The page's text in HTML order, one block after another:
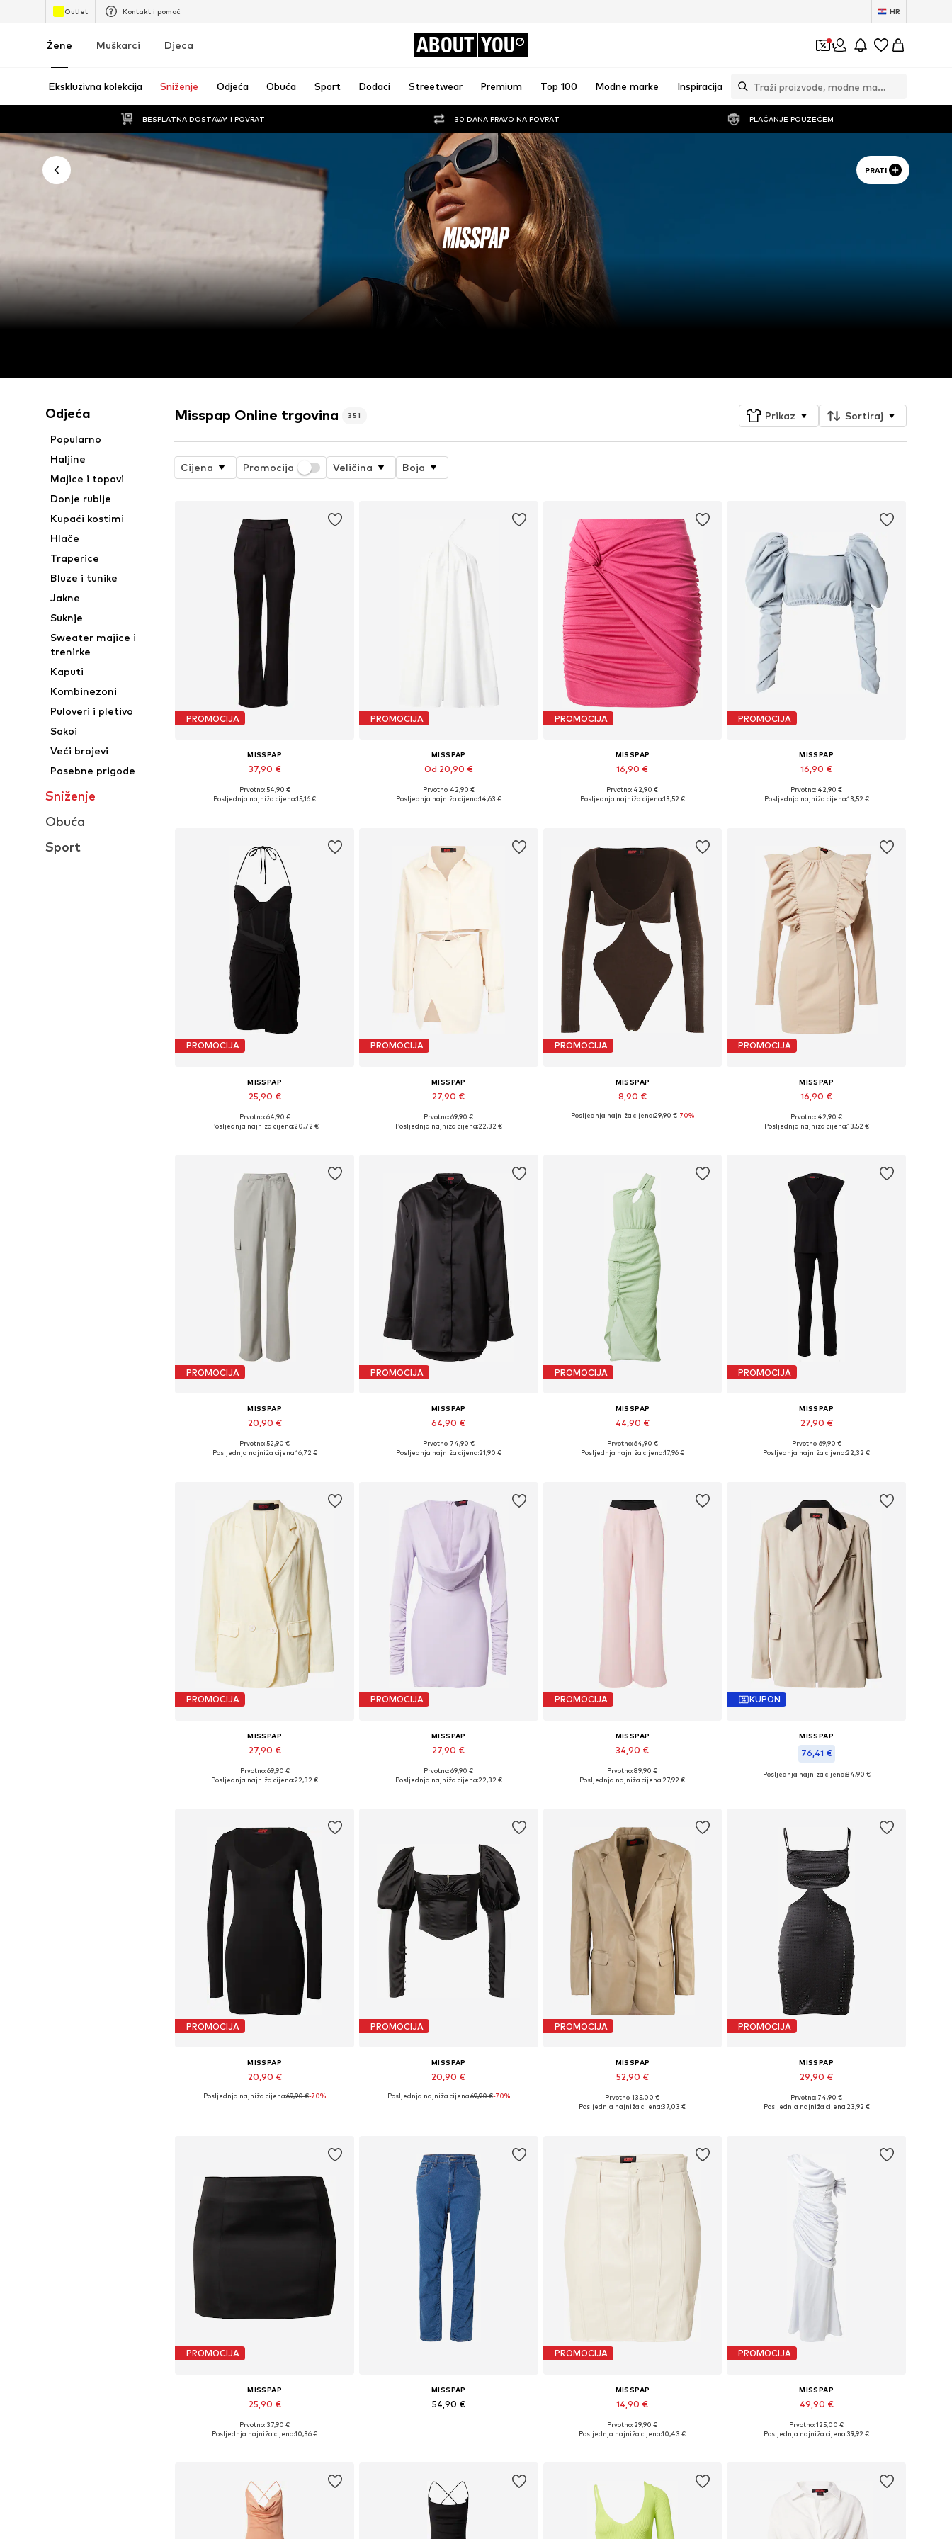
Outlet Kontakt i pomoć HR
Žene Muškarci Djeca ABOUT YOU 1
Ekskluzivna kolekcija Sniženje Odjeća Obuća Sport Dodaci Streetwear Premium Top 100 Modne marke Inspiracija
BESPLATNA DOSTAVA* I POVRAT 30 DANA PRAVO NA POVRAT PLAĆANJE POUZEĆEM
PRATI
Odjeća
Popularno
Haljine
Majice i topovi
Donje rublje
Kupaći kostimi
Hlače
Traperice
Bluze i tunike
Jakne
Suknje
Sweater majice i
trenirke
Kaputi
Kombinezoni
Puloveri i pletivo
Sakoi
Veći brojevi
Posebne prigode
Sniženje
Obuća
Sport
Misspap Online trgovina 351 Prikaz Sortiraj
Cijena Promocija Veličina Boja
PROMOCIJA
MISSPAP
37,90 €
Dostupne veličine: 38, 40, 42, 44
Prvotno: 54,90 €
Posljednja najniža cijena:15,16 €
PROMOCIJA
MISSPAP
Od 20,90 €
Dostupne veličine: 42, 44
Prvotno: 42,90 €
Posljednja najniža cijena:14,63 €
PROMOCIJA
MISSPAP
16,90 €
Dostupne veličine: 36, 38, 40, 42, 44
Prvotno: 42,90 €
Posljednja najniža cijena:13,52 €
PROMOCIJA
MISSPAP
16,90 €
Dostupne veličine: XS, S, M, XL, XXL
Prvotno: 42,90 €
Posljednja najniža cijena:13,52 €
PROMOCIJA
MISSPAP
25,90 €
Dostupne veličine: 34, 36, 38, 40, 42
Prvotno: 64,90 €
Posljednja najniža cijena:20,72 €
PROMOCIJA
MISSPAP
27,90 €
Dostupne veličine: 40, 42, 44
Prvotno: 69,90 €
Posljednja najniža cijena:22,32 €
PROMOCIJA
MISSPAP
8,90 €
Dostupne veličine: S, M, L, XL
Posljednja najniža cijena:29,90 €-70%
PROMOCIJA
MISSPAP
16,90 €
Dostupne veličine: 38
Prvotno: 42,90 €
Posljednja najniža cijena:13,52 €
PROMOCIJA
MISSPAP
20,90 €
Dostupne veličine: 34, 36, 38, 40, 42, 44
Prvotno: 52,90 €
Posljednja najniža cijena:16,72 €
PROMOCIJA
MISSPAP
64,90 €
Dostupne veličine: 34, 36, 38, 40, 42
Prvotno: 74,90 €
Posljednja najniža cijena:21,90 €
PROMOCIJA
MISSPAP
44,90 €
Dostupne veličine: 34, 36, 38, 44
Prvotno: 64,90 €
Posljednja najniža cijena:17,96 €
PROMOCIJA
MISSPAP
27,90 €
Dostupne veličine: XS, S, M, L, XL, XXL
Prvotno: 69,90 €
Posljednja najniža cijena:22,32 €
PROMOCIJA
MISSPAP
27,90 €
Dostupne veličine: 36, 38, 40, 42
Prvotno: 69,90 €
Posljednja najniža cijena:22,32 €
PROMOCIJA
MISSPAP
27,90 €
Dostupne veličine: 34, 38, 40, 42, 44
Prvotno: 69,90 €
Posljednja najniža cijena:22,32 €
PROMOCIJA
MISSPAP
34,90 €
Dostupne veličine: 34, 36, 38, 40, 42, 44
Prvotno: 89,90 €
Posljednja najniža cijena:27,92 €
KUPON
MISSPAP
76,41 €
Dostupne veličine: 34, 36, 38, 40, 42
Posljednja najniža cijena:84,90 €
PROMOCIJA
MISSPAP
20,90 €
Dostupne veličine: XS, S, M, L, XL, XXL
Posljednja najniža cijena:69,90 €-70%
PROMOCIJA
MISSPAP
20,90 €
Dostupne veličine: XS, S, M, L, XL, XXL
Posljednja najniža cijena:69,90 €-70%
PROMOCIJA
MISSPAP
52,90 €
Dostupne veličine: 36, 38, 40, 42, 44
Prvotno: 135,00 €
Posljednja najniža cijena:37,03 €
PROMOCIJA
MISSPAP
29,90 €
Dostupne veličine: 34, 36, 38, 40, 42, 44
Prvotno: 74,90 €
Posljednja najniža cijena:23,92 €
PROMOCIJA
MISSPAP
25,90 €
Dostupne veličine: 38, 40, 42
Prvotno: 37,90 €
Posljednja najniža cijena:10,36 €
MISSPAP
54,90 €
PROMOCIJA
MISSPAP
14,90 €
Dostupne veličine: 38, 40, 42
Prvotno: 29,90 €
Posljednja najniža cijena:10,43 €
PROMOCIJA
MISSPAP
49,90 €
Dostupne veličine: 38, 40, 42
Prvotno: 125,00 €
Posljednja najniža cijena:39,92 €